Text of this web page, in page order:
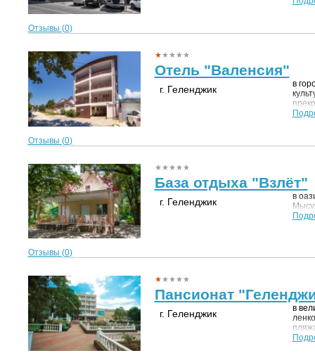
Отзывы (0)
Отзывы (0)
Отель "Валенсия"
г. Геленджик
в
Отзывы (0)
База отдыха "Взлёт"
г. Геленджик
в
Пансионат
г. Геленджик
в